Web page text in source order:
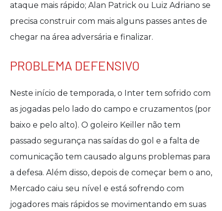
ataque mais rápido; Alan Patrick ou Luiz Adriano se
precisa construir com mais alguns passes antes de
chegar na área adversária e finalizar.
PROBLEMA DEFENSIVO
Neste início de temporada, o Inter tem sofrido com
as jogadas pelo lado do campo e cruzamentos (por
baixo e pelo alto). O goleiro Keiller não tem
passado segurança nas saídas do gol e a falta de
comunicação tem causado alguns problemas para
a defesa. Além disso, depois de começar bem o ano,
Mercado caiu seu nível e está sofrendo com
jogadores mais rápidos se movimentando em suas